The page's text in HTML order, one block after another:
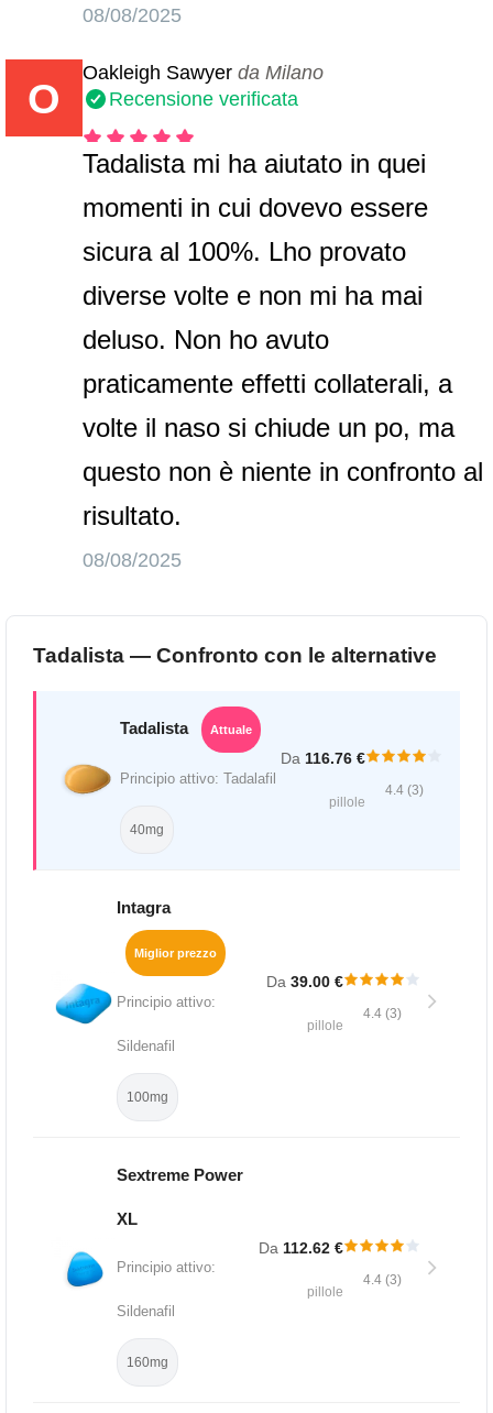
08/08/2025
O
Oakleigh Sawyer da Milano
Recensione verificata
Tadalista mi ha aiutato in quei
momenti in cui dovevo essere
sicura al 100%. Lho provato
diverse volte e non mi ha mai
deluso. Non ho avuto
praticamente effetti collaterali, a
volte il naso si chiude un po, ma
questo non è niente in confronto al
risultato.
08/08/2025
Tadalista — Confronto con le alternative
Tadalista Attuale
Principio attivo: Tadalafil
40mg
Da 116.76 €
pillole
4.4 (3)
Intagra
Miglior prezzo
Principio attivo:
Sildenafil
100mg
Da 39.00 €
pillole
4.4 (3)
Sextreme Power
XL
Principio attivo:
Sildenafil
160mg
Da 112.62 €
pillole
4.4 (3)